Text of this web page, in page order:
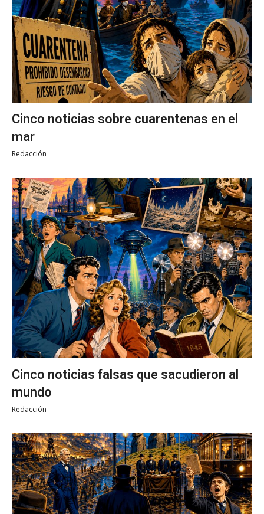
Cinco noticias sobre cuarentenas en el
mar
Redacción
Cinco noticias falsas que sacudieron al
mundo
Redacción